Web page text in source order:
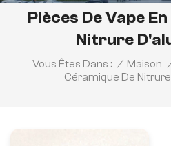
Pièces De Vape
Nitrure
Vous Êtes Dans : / Maison /
Céramique De